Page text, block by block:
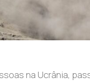
na Ucrânia,